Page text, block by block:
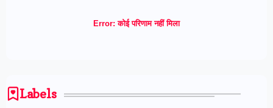
Error: कोई परिणाम नहीं मिला
Labels